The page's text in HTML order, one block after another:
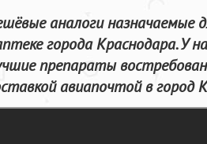
аналоги назначаемые
города Краснодара. У
препараты
авиапочтой в город